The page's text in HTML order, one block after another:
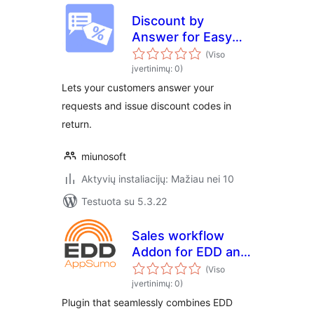
Discount by
Answer for Easy
Digital Downloads
(Viso
įvertinimų: 0)
Lets your customers answer your
requests and issue discount codes in
return.
miunosoft
Aktyvių instaliacijų: Mažiau nei 10
Testuota su 5.3.22
Sales workflow
Addon for EDD and
AppSumo
(Viso
įvertinimų: 0)
Plugin that seamlessly combines EDD